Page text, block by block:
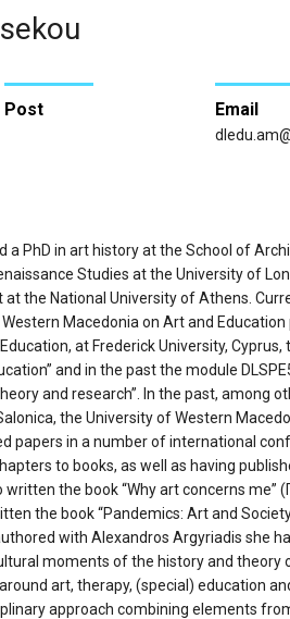
Post Email
a PhD in art history at the School of
Studies at the University of
the National University of Athens.
Macedonia on Art and Education
at Frederick University, Cyprus,
and in the past the module
and research”. In the past, among
the University of Western
papers in a number of international
to books, as well as having
the book “Why art concerns me”
the book “Pandemics: Art and
with Alexandros Argyriadis she
moments of the history and theory
art, therapy, (special) education
approach combining elements